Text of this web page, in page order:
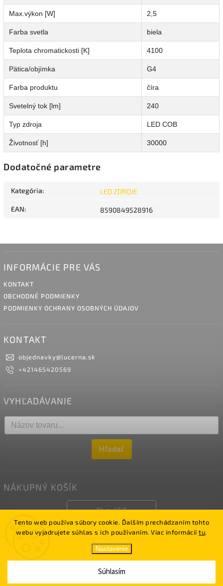
Tento web používa súbory cookie. Ďalším prechádzaním tohto
webu vyjadrujete súhlas s ich používaním. Viac informáciítu.
Nastavenie
Súhlasím
Max.výkon [W] 2,5
Farba svetla biela
Teplota chromatickosti [K] 4100
Pätica/objímka G4
Farba produktu číra
Svetelný tok [lm] 240
Typ zdroja LED COB
Životnosť [h] 30000
Dodatočné parametre
Kategória: LED ZDROJE
EAN: 8590849528916
INFORMÁCIE PRE VÁS
KONTAKT
OBCHODNÉ PODMIENKY
PODMIENKY OCHRANY OSOBNÝCH ÚDAJOV
KONTAKT
objednavky@lucerna.sk
+421465420569
VYHĽADÁVANIE
Hľadať
NÁKUPNÝ KOŠÍK
0ks /€0
LUCERNA. Všetky práva vyhradené.
Shoptet| Upravil Jakub Sásik